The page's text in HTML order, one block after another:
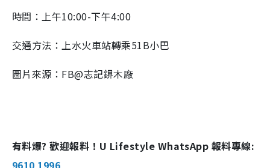
時間：上午10:00-下午4:00
交通方法：上水火車站轉乘51B小巴
圖片來源：FB@志記鎅木廠
有料爆? 歡迎報料！U Lifestyle WhatsApp 報料專線:
9610 1996